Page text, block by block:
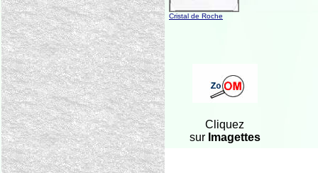
Cristal de Roche
Cliquez
surImagettes